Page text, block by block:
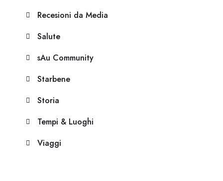
Recesioni da Media
Salute
sAu Community
Starbene
Storia
Tempi & Luoghi
Viaggi